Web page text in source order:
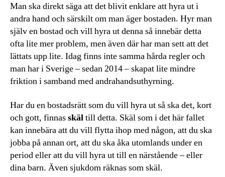
Man ska direkt säga att det blivit enklare att hyra ut i
andra hand och särskilt om man äger bostaden. Hyr man
själv en bostad och vill hyra ut denna så innebär detta
ofta lite mer problem, men även där har man sett att det
lättats upp lite. Idag finns inte samma hårda regler och
man har i Sverige – sedan 2014 – skapat lite mindre
friktion i samband med andrahandsuthyrning.
Har du en bostadsrätt som du vill hyra ut så ska det, kort
och gott, finnasskältill detta. Skäl som i det här fallet
kan innebära att du vill flytta ihop med någon, att du ska
jobba på annan ort, att du ska åka utomlands under en
period eller att du vill hyra ut till en närstående – eller
dina barn. Även sjukdom räknas som skäl.